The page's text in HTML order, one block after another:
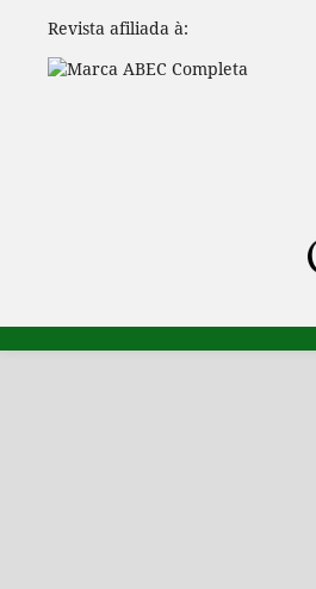
Revista afiliada à: